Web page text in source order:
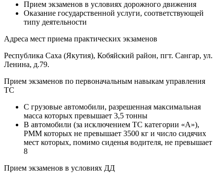
Прием экзаменов в условиях дорожного движения
Оказание государственной услуги, соответствующей
типу деятельности
Адреса мест приема практических экзаменов
Республика Саха (Якутия), Кобяйский район, пгт. Сангар, ул.
Ленина, д.79.
Прием экзаменов по первоначальным навыкам управления
ТС
C грузовые автомобили, разрешенная максимальная
масса которых превышает 3,5 тонны
B автомобили (за исключением ТС категории «A»),
РММ которых не превышает 3500 кг и число сидячих
мест которых, помимо сиденья водителя, не превышает
8
Прием экзаменов в условиях ДД